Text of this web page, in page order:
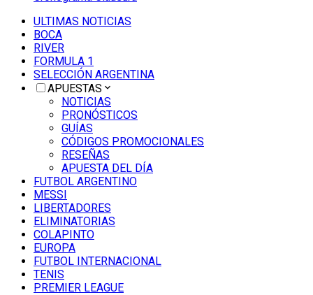
ULTIMAS NOTICIAS
BOCA
RIVER
FORMULA 1
SELECCIÓN ARGENTINA
APUESTAS
NOTICIAS
PRONÓSTICOS
GUÍAS
CÓDIGOS PROMOCIONALES
RESEÑAS
APUESTA DEL DÍA
FUTBOL ARGENTINO
MESSI
LIBERTADORES
ELIMINATORIAS
COLAPINTO
EUROPA
FUTBOL INTERNACIONAL
TENIS
PREMIER LEAGUE